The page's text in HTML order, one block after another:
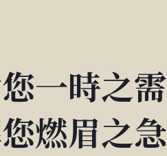
一時之需
燃眉之急